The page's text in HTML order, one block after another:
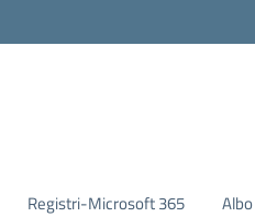
Registri-Microsoft 365